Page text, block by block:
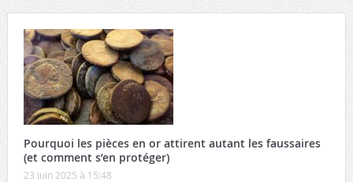
Pourquoi les pièces en or attirent autant les faussaires
(et comment s’en protéger)
23 juin 2025 à 15:48